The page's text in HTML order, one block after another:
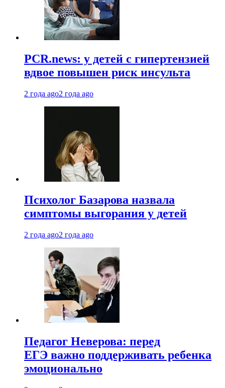
PCR.news: у детей с гипертензией
вдвое повышен риск инсульта
2 года ago2 года ago
Психолог Базарова назвала
симптомы выгорания у детей
2 года ago2 года ago
Педагог Неверова: перед
ЕГЭ важно поддерживать ребенка
эмоционально